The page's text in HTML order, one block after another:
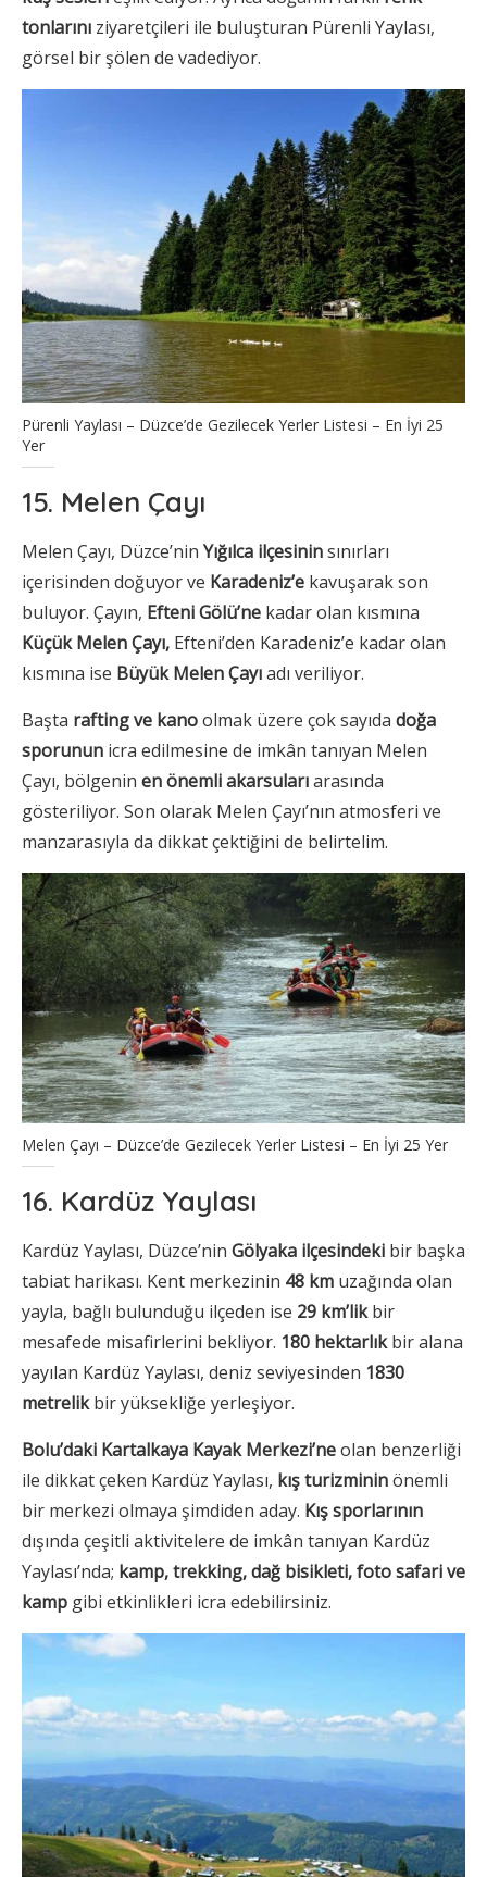
tonlarını ziyaretçileri ile buluşturan Pürenli Yaylası,
görsel bir şölen de vadediyor.
Pürenli Yaylası – Düzce’de Gezilecek Yerler Listesi – En İyi 25
Yer
15. Melen Çayı
Melen Çayı, Düzce’nin Yığılca ilçesininsınırları
içerisinden doğuyor ve Karadeniz’e kavuşarak son
buluyor. Çayın, Efteni Gölü’ne kadar olan kısmına
Küçük Melen Çayı, Efteni’den Karadeniz’e kadar olan
kısmına ise Büyük Melen Çayıadı veriliyor.
Başta rafting ve kanoolmak üzere çok sayıda doğa
sporunun icra edilmesine de imkân tanıyan Melen
Çayı, bölgenin en önemli akarsularıarasında
gösteriliyor. Son olarak Melen Çayı’nın atmosferi ve
manzarasıyla da dikkat çektiğini de belirtelim.
Melen Çayı – Düzce’de Gezilecek Yerler Listesi – En İyi 25 Yer
16. Kardüz Yaylası
Kardüz Yaylası, Düzce’nin Gölyaka ilçesindeki bir başka
tabiat harikası. Kent merkezinin 48 km uzağında olan
yayla, bağlı bulunduğu ilçeden ise 29 km’likbir
mesafede misafirlerini bekliyor. 180 hektarlıkbir alana
yayılan Kardüz Yaylası, deniz seviyesinden 1830
metrelikbir yüksekliğe yerleşiyor.
Bolu’daki Kartalkaya Kayak Merkezi’neolan benzerliği
ile dikkat çeken Kardüz Yaylası, kış turizmininönemli
bir merkezi olmaya şimdiden aday. Kış sporlarının
dışında çeşitli aktivitelere de imkân tanıyan Kardüz
Yaylası’nda; kamp, trekking, dağ bisikleti, foto safari ve
kamp gibi etkinlikleri icra edebilirsiniz.